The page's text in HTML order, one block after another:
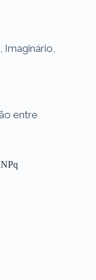
entre